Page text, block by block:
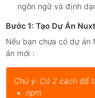
ngôn ngữ và định
Bước 1: Tạo Dự Án
Nếu bạn chưa có dự
án mới :
Chú ý: Có 2 cách để
npm